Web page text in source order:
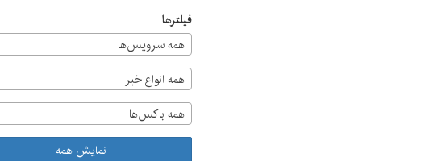
فیلترها
همه سرویس‌ها
همه انواع خبر
همه باکس‌ها
نمایش همه